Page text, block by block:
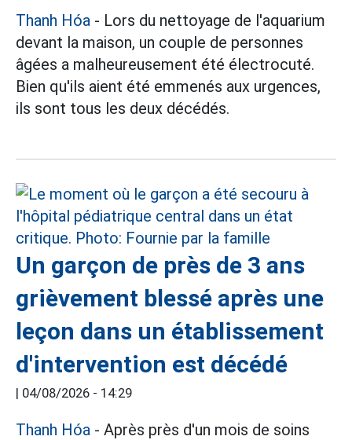
Thanh Hóa - Lors du nettoyage de l'aquarium
devant la maison, un couple de personnes
âgées a malheureusement été électrocuté.
Bien qu'ils aient été emmenés aux urgences,
ils sont tous les deux décédés.
Un garçon de près de 3 ans
grièvement blessé après une
leçon dans un établissement
d'intervention est décédé
| 04/08/2026 - 14:29
Thanh Hóa - Après près d'un mois de soins